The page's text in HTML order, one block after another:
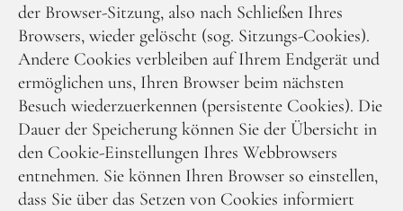
der Browser-Sitzung, also nach Schließen Ihres
Browsers, wieder gelöscht (sog. Sitzungs-Cookies).
Andere Cookies verbleiben auf Ihrem Endgerät und
ermöglichen uns, Ihren Browser beim nächsten
Besuch wiederzuerkennen (persistente Cookies). Die
Dauer der Speicherung können Sie der Übersicht in
den Cookie-Einstellungen Ihres Webbrowsers
entnehmen. Sie können Ihren Browser so einstellen,
dass Sie über das Setzen von Cookies informiert